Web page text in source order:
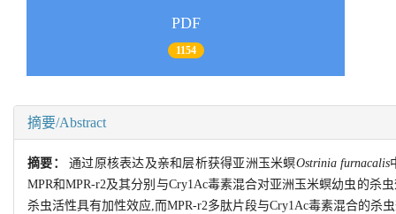
PDF
1154
摘要/Abstract
摘要：通过原核表达及亲和层析获得亚洲玉米螟Ostrinia furnacalis
MPR和MPR-r2及其分别与Cry1Ac毒素混合对亚洲玉米螟幼虫的杀
杀虫活性具有加性效应,而MPR-r2多肽片段与Cry1Ac毒素混合的杀